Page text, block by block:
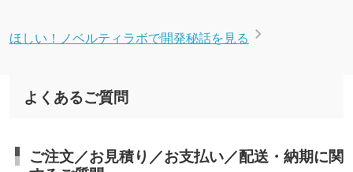
ほしい！ノベルティラボで開発秘話を見る
よくあるご質問
ご注文／お見積り／お支払い／配送・納期に関